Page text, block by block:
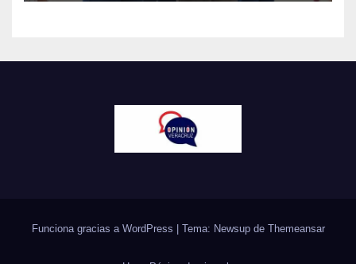
Funciona gracias a WordPress Tema: Newsup de Themeansar